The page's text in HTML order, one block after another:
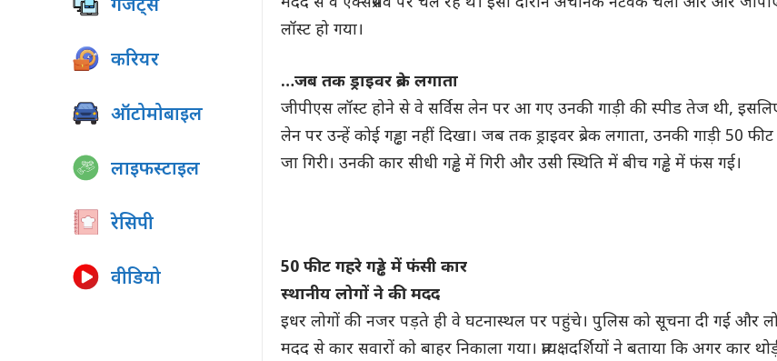
लॉस्ट हो गया।
…जब तक ड्राइवर ब्रेक लगाता
जीपीएस लॉस्ट होने से वे सर्विस लेन पर आ गए उनकी गाड़ी की स्पीड तेज थी,
लेन पर उन्हें कोई गड्ढा नहीं दिखा। जब तक ड्राइवर ब्रेक लगाता, उनकी गाड़ी 50 फीट
जा गिरी। उनकी कार सीधी गड्ढे में गिरी और उसी स्थिति में बीच गड्ढे में फंस गई।
50 फीट गहरे गड्ढे में फंसी कार
स्थानीय लोगों ने की मदद
इधर लोगों की नजर पड़ते ही वे घटनास्थल पर पहुंचे। पुलिस को सूचना दी गई और
मदद से कार सवारों को बाहर निकाला गया। प्रत्यक्षदर्शियों ने बताया कि अगर कार
गैजेट्स
करियर
ऑटोमोबाइल
लाइफस्टाइल
रेसिपी
वीडियो